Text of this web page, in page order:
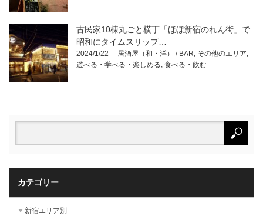
古民家10棟丸ごと横丁「ほぼ新宿のれん街」で
昭和にタイムスリップ…
2024/1/22 居酒屋（和・洋） / BAR, その他のエリア,
遊べる・学べる・楽しめる, 食べる・飲む
カテゴリー
新宿エリア別